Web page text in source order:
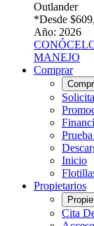
Outlander
*Desde
Año: 2026
MANEJO
Comprar
Inicio
Propietarios
Cita